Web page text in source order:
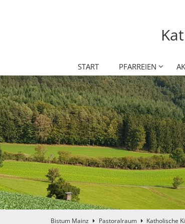
START PFARREIEN
Bistum Mainz Pastoralraum Katholische